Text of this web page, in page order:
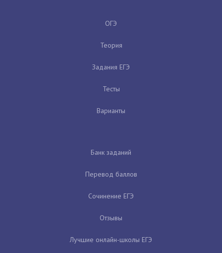
ОГЭ
Теория
Задания ЕГЭ
Тесты
Варианты
Банк заданий
Перевод баллов
Сочинение ЕГЭ
Отзывы
Лучшие онлайн-школы ЕГЭ